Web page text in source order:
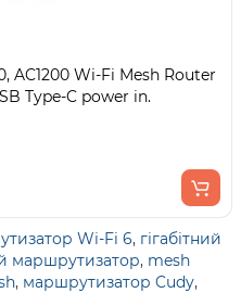
AC1200 Wi-Fi Mesh Router
Type-C power in.
Wi-Fi 6, гігабітний
маршрутизатор, mesh
, маршрутизатор Cudy,